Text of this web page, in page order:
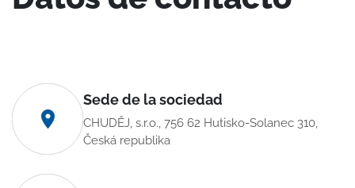
Sede de la sociedad
CHUDĚJ, s.r.o., 756 62 Hutisko-Solanec 310,
Česká republika